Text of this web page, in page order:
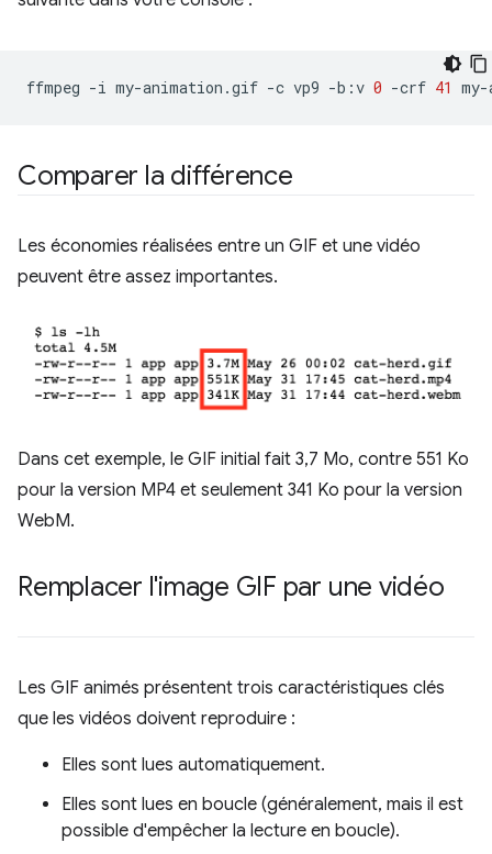
ffmpeg -i my-animation.gif -c vp9 -b:v 0 -crf 41
Comparer la différence
Les économies réalisées entre un GIF et une vidéo
peuvent être assez importantes.
Dans cet exemple, le GIF initial fait 3,7 Mo, contre 551 Ko
pour la version MP4 et seulement 341 Ko pour la version
WebM.
Remplacer l'image GIF par une vidéo
Les GIF animés présentent trois caractéristiques clés
que les vidéos doivent reproduire :
Elles sont lues automatiquement.
Elles sont lues en boucle (généralement, mais il est
possible d'empêcher la lecture en boucle).